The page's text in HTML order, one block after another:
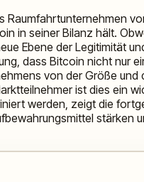
in seiner Bilanz hält.
Ebene der Legitimität
dass Bitcoin nicht nur
von der Größe und
ist dies ein
werden, zeigt die
stärken